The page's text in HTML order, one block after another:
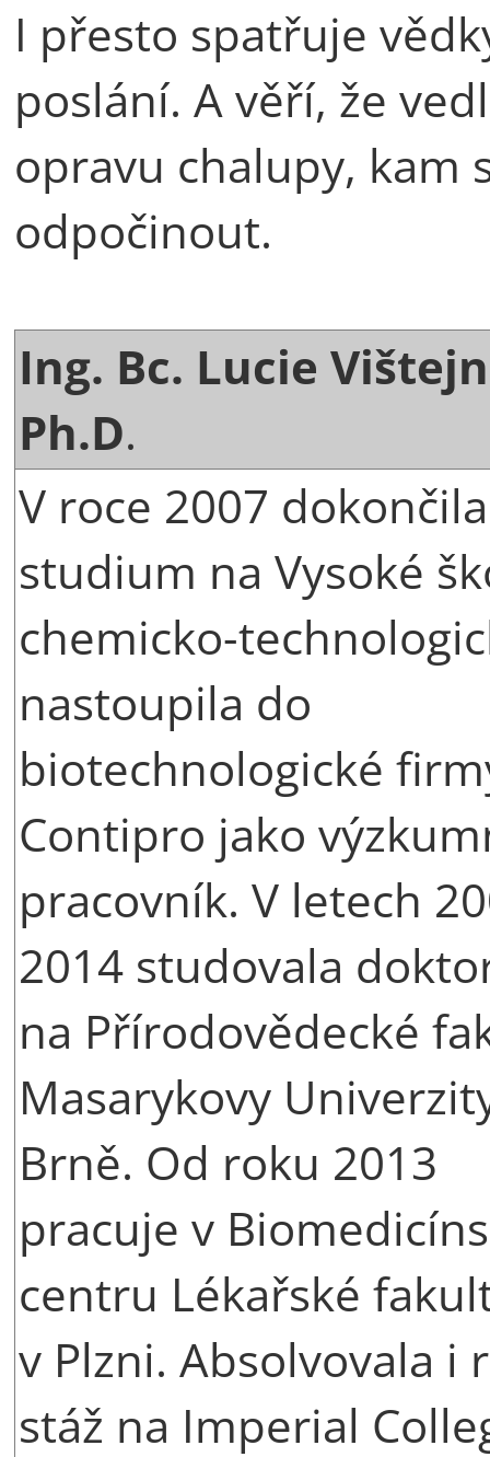
I přesto spatřuje
poslání. A věří, že
opravu chalupy, kam
odpočinout.
Ing. Bc. Lucie
Ph.D.
V roce 2007 dokončila
studium na Vysoké
chemicko-
nastoupila do
biotechnologické
Contipro jako
pracovník. V letech
2014 studovala
na Přírodovědecké
Masarykovy
Brně. Od roku 2013
pracuje v
centru Lékařské
v Plzni. Absolvovala i
stáž na Imperial